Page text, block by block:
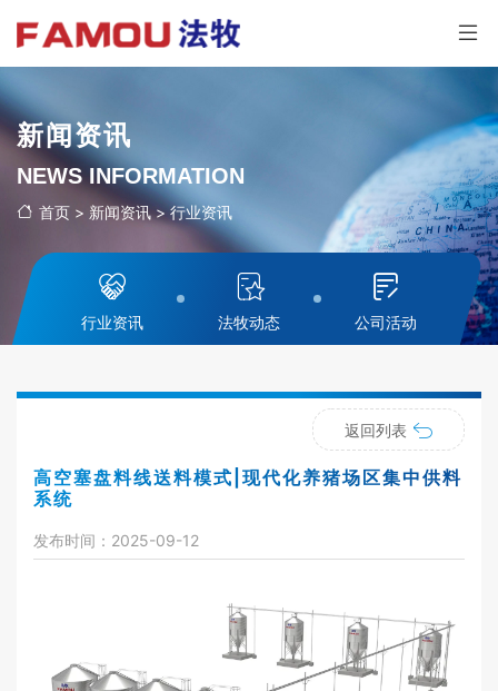
新闻资讯
NEWS INFORMATION
首页 > 新闻资讯>行业资讯
行业资讯 法牧动态 公司活动
高空塞盘料线送料模式|现代化养猪场区集中供料
系统
返回列表
发布时间：2025-09-12